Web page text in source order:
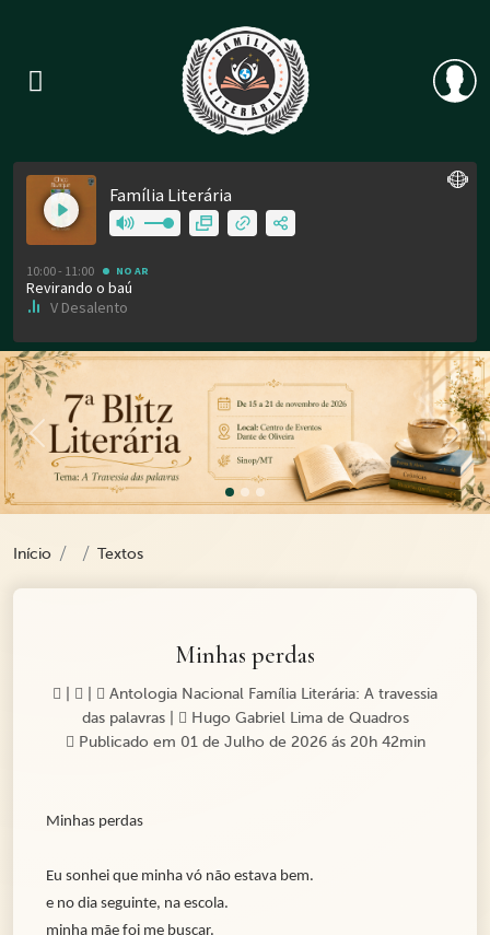
Previous
Início Textos
Minhas perdas
Antologia Nacional Família Literária: A travessia
das palavras|
Hugo Gabriel Lima de Quadros
Publicado em 01 de Julho de 2026 ás 20h 42min
Minhas perdas
Eu sonhei que minha vó não estava bem.
e no dia seguinte, na escola.
minha mãe foi me buscar.